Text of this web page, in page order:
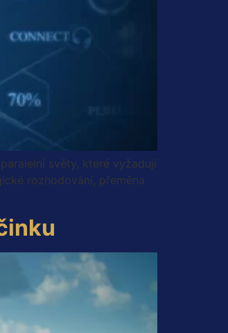
světy, které vyžadují
rozhodování, přeměna